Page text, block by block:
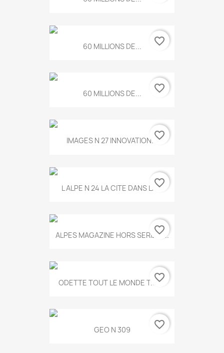
60 MILLIONS DE... favorite_border
60 MILLIONS DE... favorite_border
IMAGES N 27 INNOVATION...favorite_border
L ALPE N 24 LA CITE DANS LA...
favorite_border
ALPES MAGAZINE HORS SERIE N...
favorite_border
ODETTE TOUT LE MONDE T.546
favorite_border
GEO N 309 favorite_border